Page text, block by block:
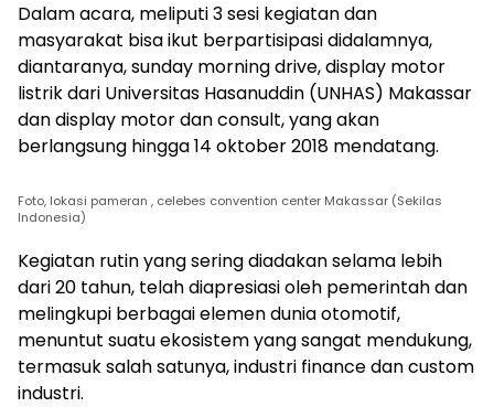
Dalam acara, meliputi 3 sesi kegiatan dan
masyarakat bisa ikut berpartisipasi didalamnya,
diantaranya, sunday morning drive, display motor
listrik dari Universitas Hasanuddin (UNHAS) Makassar
dan display motor dan consult, yang akan
berlangsung hingga 14 oktober 2018 mendatang.
Foto, lokasi pameran , celebes convention center Makassar (Sekilas
Indonesia)
Kegiatan rutin yang sering diadakan selama lebih
dari 20 tahun, telah diapresiasi oleh pemerintah dan
melingkupi berbagai elemen dunia otomotif,
menuntut suatu ekosistem yang sangat mendukung,
termasuk salah satunya, industri finance dan custom
industri.